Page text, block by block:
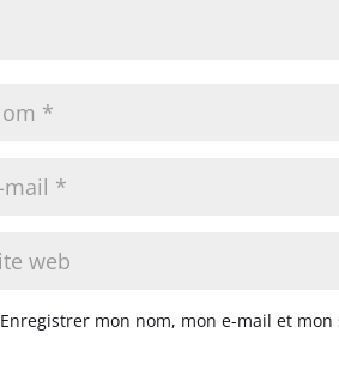
Enregistrer mon nom, mon e-mail et